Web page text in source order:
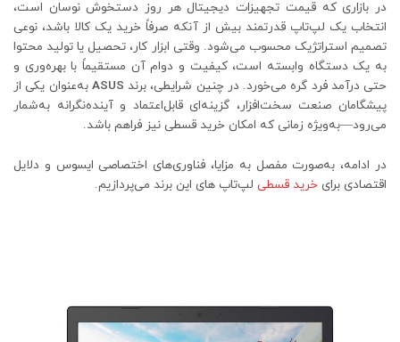
در بازاری که قیمت تجهیزات دیجیتال هر روز دستخوش نوسان است،
انتخاب یک لپ‌تاپ قدرتمند بیش از آنکه صرفاً خرید یک کالا باشد، نوعی
تصمیم استراتژیک محسوب می‌شود. وقتی ابزار کار، تحصیل یا تولید محتوا
به یک دستگاه وابسته است، کیفیت و دوام آن مستقیماً با بهره‌وری و
حتی درآمد فرد گره می‌خورد. در چنین شرایطی، برند ASUS به‌عنوان یکی از
پیشگامان صنعت سخت‌افزار، گزینه‌ای قابل‌اعتماد و آینده‌نگرانه به‌شمار
می‌رود—به‌ویژه زمانی که امکان خرید قسطی نیز فراهم باشد.
در ادامه، به‌صورت مفصل به مزایا، فناوری‌های اختصاصی ایسوس و دلایل
اقتصادی برای خرید قسطی لپ‌تاپ‌ های این برند می‌پردازیم.